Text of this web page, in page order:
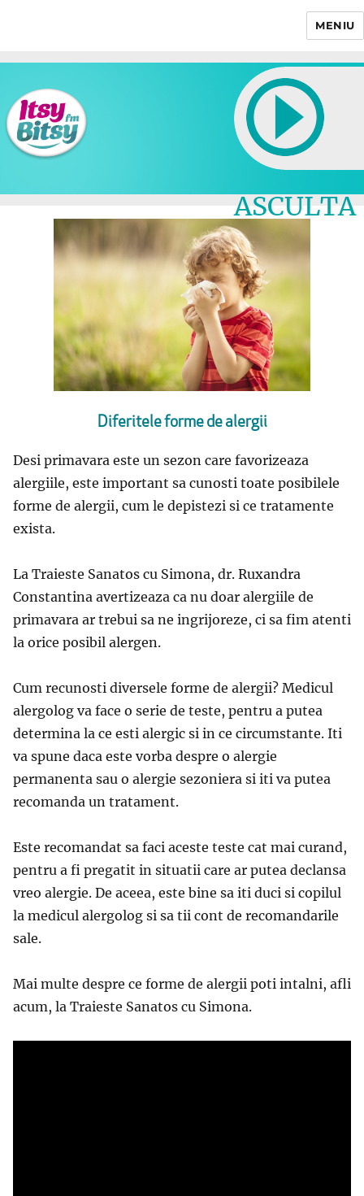
MENIU
ASCULTA
LIVE
Diferitele forme de alergii
Desi primavara este un sezon care favorizeaza
alergiile, este important sa cunosti toate posibilele
forme de alergii, cum le depistezi si ce tratamente
exista.
La Traieste Sanatos cu Simona, dr. Ruxandra
Constantina avertizeaza ca nu doar alergiile de
primavara ar trebui sa ne ingrijoreze, ci sa fim atenti
la orice posibil alergen.
Cum recunosti diversele forme de alergii? Medicul
alergolog va face o serie de teste, pentru a putea
determina la ce esti alergic si in ce circumstante. Iti
va spune daca este vorba despre o alergie
permanenta sau o alergie sezoniera si iti va putea
recomanda un tratament.
Este recomandat sa faci aceste teste cat mai curand,
pentru a fi pregatit in situatii care ar putea declansa
vreo alergie. De aceea, este bine sa iti duci si copilul
la medicul alergolog si sa tii cont de recomandarile
sale.
Mai multe despre ce forme de alergii poti intalni, afli
acum, la Traieste Sanatos cu Simona.